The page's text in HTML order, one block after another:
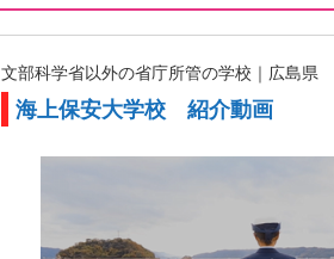
文部科学省以外の省庁所管の学校｜広島県
海上保安大学校 紹介動画